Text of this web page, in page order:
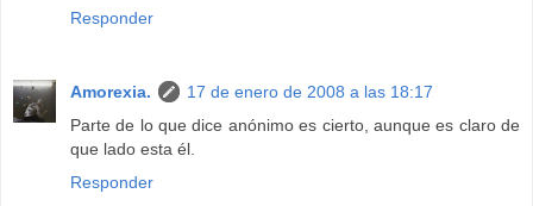
Responder
Amorexia.
17 de enero de 2008 a las 18:17
Parte de lo que dice anónimo es cierto, aunque es claro de
que lado esta él.
Responder